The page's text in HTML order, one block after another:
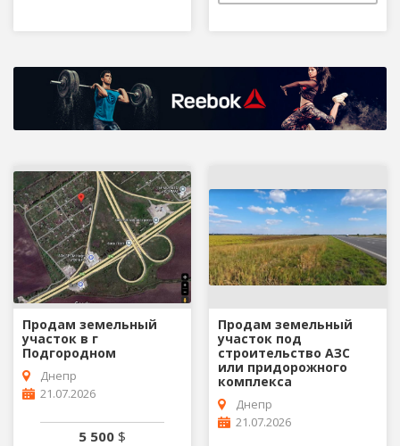
Продам земельный
участок в г
Подгородном
Днепр
21.07.2026
5 500 $
Продам земельный
участок под
строительство АЗС
или придорожного
комплекса
Днепр
21.07.2026